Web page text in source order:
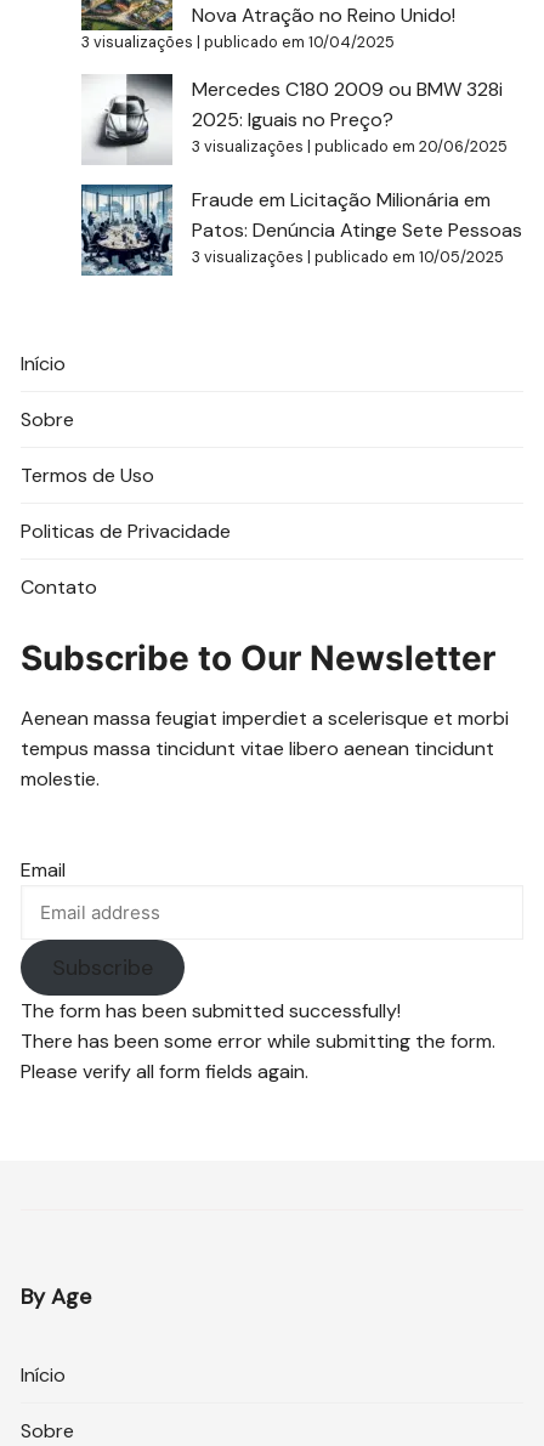
Nova Atração no Reino Unido!
3 visualizações |publicado em 10/04/2025
Mercedes C180 2009 ou BMW 328i
2025: Iguais no Preço?
3 visualizações |publicado em 20/06/2025
Fraude em Licitação Milionária em
Patos: Denúncia Atinge Sete Pessoas
3 visualizações |publicado em 10/05/2025
Início
Sobre
Termos de Uso
Politicas de Privacidade
Contato
Subscribe to Our Newsletter
Aenean massa feugiat imperdiet a scelerisque et morbi
tempus massa tincidunt vitae libero aenean tincidunt
molestie.
Email
Subscribe
The form has been submitted successfully!
There has been some error while submitting the form.
Please verify all form fields again.
By Age
Início
Sobre